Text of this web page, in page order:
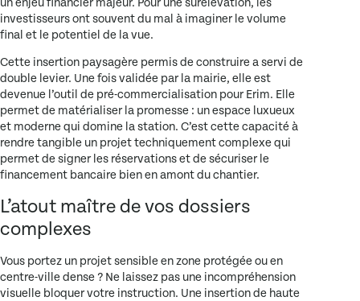
investisseurs ont souvent du mal à imaginer le volume
final et le potentiel de la vue.
Cette insertion paysagère permis de construirea servi de
double levier. Une fois validée par la mairie, elle est
devenue l’outil de pré-commercialisation pourErim. Elle
permet de matérialiser la promesse : un espace luxueux
et moderne qui domine la station. C’est cette capacité à
rendre tangible un projet techniquement complexe qui
permet de signer les réservations et de sécuriser le
financement bancaire bien en amont du chantier.
L’atout maître de vos dossiers
complexes
Vous portez un projet sensible en zone protégée ou en
centre-ville dense ? Ne laissez pas une incompréhension
visuelle bloquer votre instruction. Une insertion de haute